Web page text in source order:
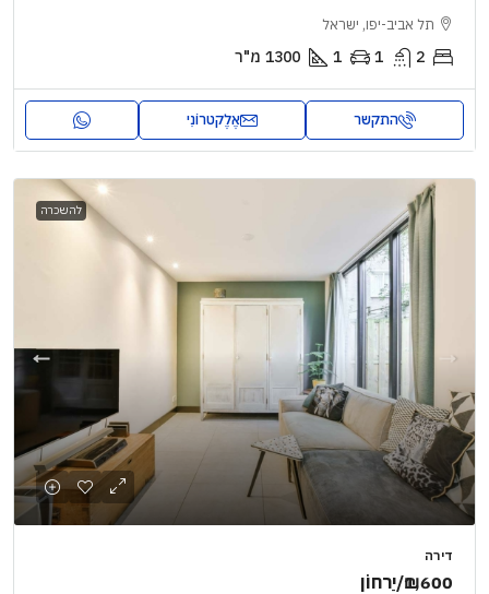
תל אביב-יפו, ישראל
2
1
1
1300 מ"ר
התקשר אֶלֶקטרוֹנִי
להשכרה
דירה
₪1,600/יַרחוֹן